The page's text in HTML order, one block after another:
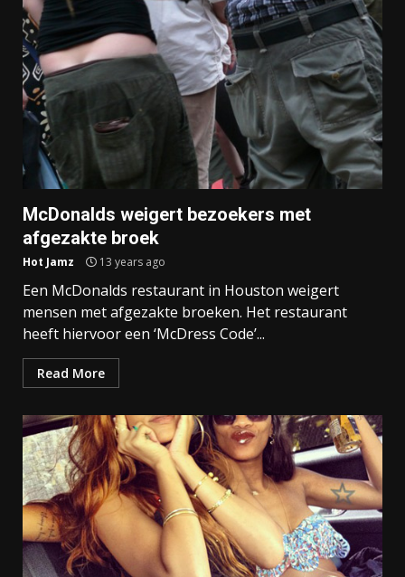
McDonalds weigert bezoekers met
afgezakte broek
Hot Jamz 13 years ago
Een McDonalds restaurant in Houston weigert
mensen met afgezakte broeken. Het restaurant
heeft hiervoor een ‘McDress Code’...
Read More